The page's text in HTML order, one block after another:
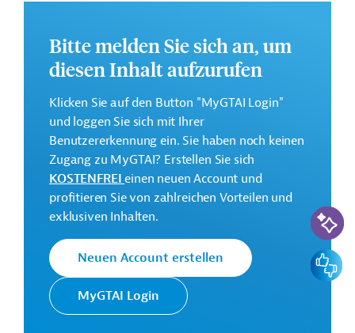
Weitere Informationen zu dem Entwicklungsprojekt
finden Sie auf derWebseite des FCDO
.
Geberbeitrag:
41,27 Millionen Euro (35 Millionen Pfund)
Kontaktadresse
Ministerium für
Auswärtiges,
Commonwealth
Das FCDO entstand 2020 aus
der Fusion der Ministerien für
Entwicklungszusammenarbeit und
für Auswärtiges & Commonwealth.
Der Zusammenschluss hat zur Folge,
Bitte melden Sie sich an, um
diesen Inhalt aufzurufen
Klicken Sie auf den Button "MyGTAI Login"
und loggen Sie sich mit Ihrer
Benutzererkennung ein. Sie haben noch keinen
Zugang zu MyGTAI? Erstellen Sie sich
KOSTENFREIeinen neuen Account und
profitieren Sie von zahlreichen Vorteilen und
exklusiven Inhalten.
Neuen Account erstellen
MyGTAI Login
KI-